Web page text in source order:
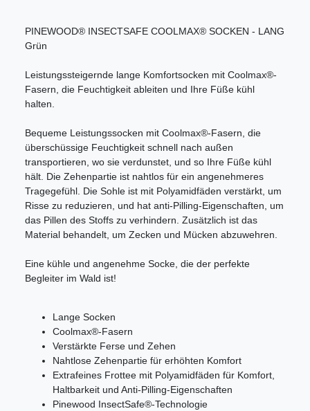
PINEWOOD® INSECTSAFE COOLMAX® SOCKEN - LANG
Grün
Leistungssteigernde lange Komfortsocken mit Coolmax®-
Fasern, die Feuchtigkeit ableiten und Ihre Füße kühl
halten.
Bequeme Leistungssocken mit Coolmax®-Fasern, die
überschüssige Feuchtigkeit schnell nach außen
transportieren, wo sie verdunstet, und so Ihre Füße kühl
hält. Die Zehenpartie ist nahtlos für ein angenehmeres
Tragegefühl. Die Sohle ist mit Polyamidfäden verstärkt, um
Risse zu reduzieren, und hat anti-Pilling-Eigenschaften, um
das Pillen des Stoffs zu verhindern. Zusätzlich ist das
Material behandelt, um Zecken und Mücken abzuwehren.
Eine kühle und angenehme Socke, die der perfekte
Begleiter im Wald ist!
Lange Socken
Coolmax®-Fasern
Verstärkte Ferse und Zehen
Nahtlose Zehenpartie für erhöhten Komfort
Extrafeines Frottee mit Polyamidfäden für Komfort,
Haltbarkeit und Anti-Pilling-Eigenschaften
Pinewood InsectSafe®-Technologie